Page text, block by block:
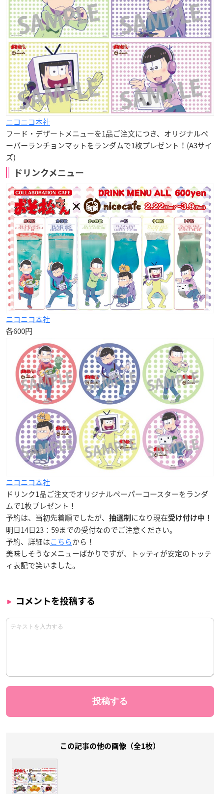
ニコニコ本社
フード・デザートメニューを1品ご注文につき、 オリジナルペ
ーパーランチョンマットをランダムで1枚プレゼント！(A3サイ
ズ)
ドリンクメニュー
ニコニコ本社
各600円
ニコニコ本社
ドリンク1品ご注文でオリジナルペーパーコースターをランダ
ムで1枚プレゼント！
予約は、当初先着順でしたが、
抽選制 になり現在受け付け中！
明日14日23：59までの受付なのでご注意ください。
予約、詳細はこちらから！
美味しそうなメニューばかりですが、トッティが安定のトッテ
ィ表記で笑いました。
コメントを投稿する
この記事の他の画像（全1枚）